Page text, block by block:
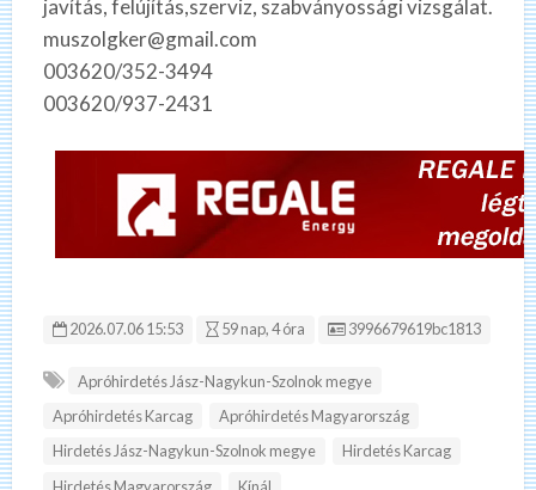
javítás, felújítás,szerviz, szabványossági vizsgálat.
muszolgker@gmail.com
003620/352-3494
003620/937-2431
2026.07.06 15:53 59 nap, 4 óra Hirdetés ID:
3996679619bc1813
Apróhirdetés Jász-Nagykun-Szolnok megye
Apróhirdetés Karcag
Apróhirdetés Magyarország
Hirdetés Jász-Nagykun-Szolnok megye
Hirdetés Karcag
Hirdetés Magyarország
Kínál